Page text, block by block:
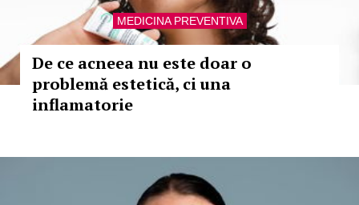
MEDICINA PREVENTIVA
De ce acneea nu este doar o
problemă estetică, ci una
inflamatorie